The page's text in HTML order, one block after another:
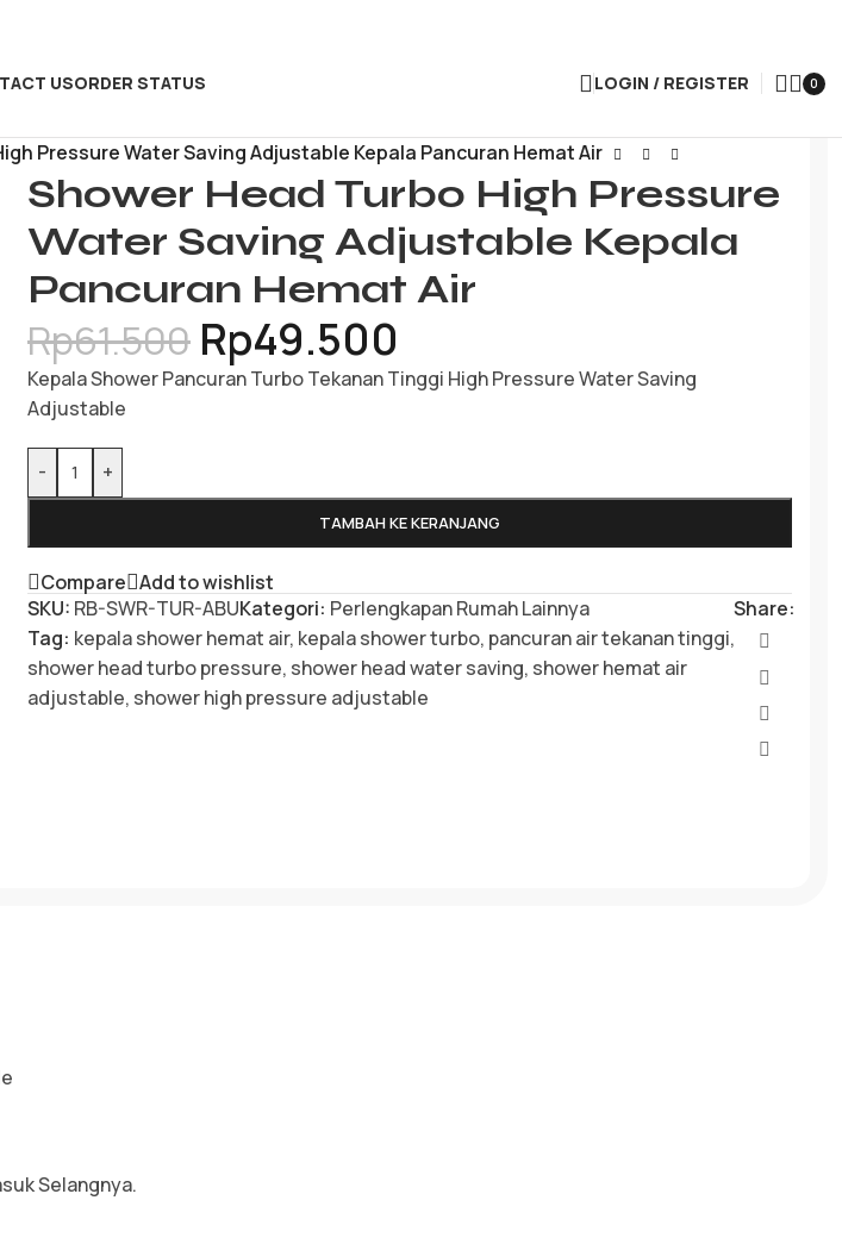
USORDER STATUS LOGIN / REGISTER 0
Pressure Water Saving Adjustable Kepala Pancuran Hemat Air
Shower Head Turbo High Pressure
Water Saving Adjustable Kepala
Pancuran Hemat Air
Rp61.500 Rp49.500
Kepala Shower Pancuran Turbo Tekanan Tinggi High Pressure Water Saving
Adjustable
- +
TAMBAH KE KERANJANG
Compare Add to wishlist
SKU: RB-SWR-TUR-ABUKategori: Perlengkapan Rumah Lainnya
Tag: kepala shower hemat air, kepala shower turbo, pancuran air tekanan tinggi,
shower head turbo pressure, shower head water saving, shower hemat air
adjustable, shower high pressure adjustable
Share:
Selangnya.